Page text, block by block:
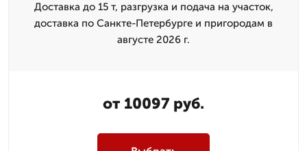
Доставка до 15 т, разгрузка и подача на участок,
доставка по Санкте-Петербурге и пригородам в
августе 2026 г.
от 10097 руб.